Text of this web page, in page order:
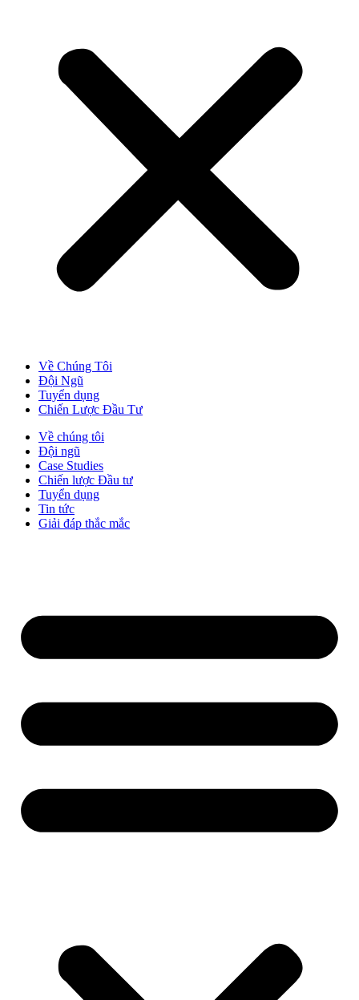
Về Chúng Tôi
Đội Ngũ
Tuyển dụng
Chiến Lược Đầu Tư​
Về chúng tôi
Đội ngũ
Case Studies
Chiến lược Đầu tư
Tuyển dụng
Tin tức
Giải đáp thắc mắc